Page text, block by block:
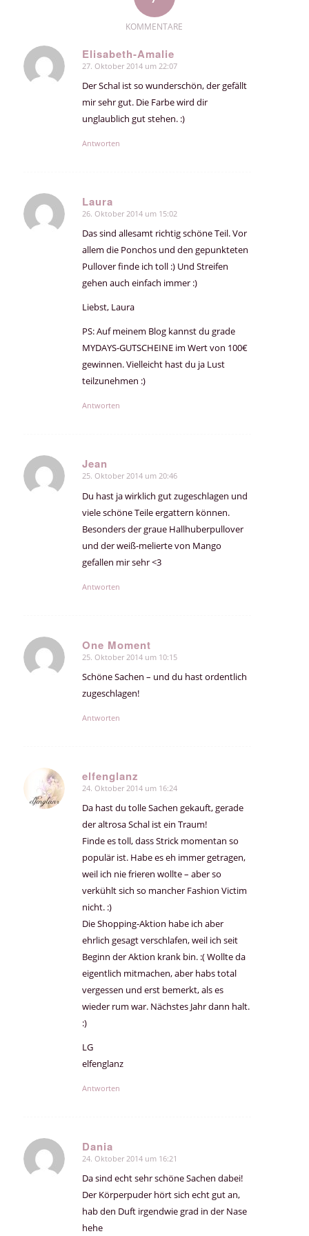
KOMMENTARE
Elisabeth-Amalie
sagte:
27. Oktober 2014 um 22:07
Der Schal ist so wunderschön, der gefällt
mir sehr gut. Die Farbe wird dir
unglaublich gut stehen. :)
Antworten
Laura
sagte:
26. Oktober 2014 um 15:02
Das sind allesamt richtig schöne Teil. Vor
allem die Ponchos und den gepunkteten
Pullover finde ich toll :) Und Streifen
gehen auch einfach immer :)
Liebst, Laura
PS: Auf meinem Blog kannst du grade
MYDAYS-GUTSCHEINE im Wert von 100€
gewinnen. Vielleicht hast du ja Lust
teilzunehmen :)
Antworten
Jean
sagte:
25. Oktober 2014 um 20:46
Du hast ja wirklich gut zugeschlagen und
viele schöne Teile ergattern können.
Besonders der graue Hallhuberpullover
und der weiß-melierte von Mango
gefallen mir sehr <3
Antworten
One Moment
sagte:
25. Oktober 2014 um 10:15
Schöne Sachen – und du hast ordentlich
zugeschlagen!
Antworten
elfenglanz
sagte:
24. Oktober 2014 um 16:24
Da hast du tolle Sachen gekauft, gerade
der altrosa Schal ist ein Traum!
Finde es toll, dass Strick momentan so
populär ist. Habe es eh immer getragen,
weil ich nie frieren wollte – aber so
verkühlt sich so mancher Fashion Victim
nicht. :)
Die Shopping-Aktion habe ich aber
ehrlich gesagt verschlafen, weil ich seit
Beginn der Aktion krank bin. :( Wollte da
eigentlich mitmachen, aber habs total
vergessen und erst bemerkt, als es
wieder rum war. Nächstes Jahr dann halt.
:)
LG
elfenglanz
Antworten
Dania
sagte:
24. Oktober 2014 um 16:21
Da sind echt sehr schöne Sachen dabei!
Der Körperpuder hört sich echt gut an,
hab den Duft irgendwie grad in der Nase
hehe